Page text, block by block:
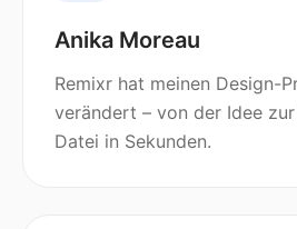
Anika Moreau
Remixr hat meinen Design-
verändert – von der Idee
Datei in Sekunden.